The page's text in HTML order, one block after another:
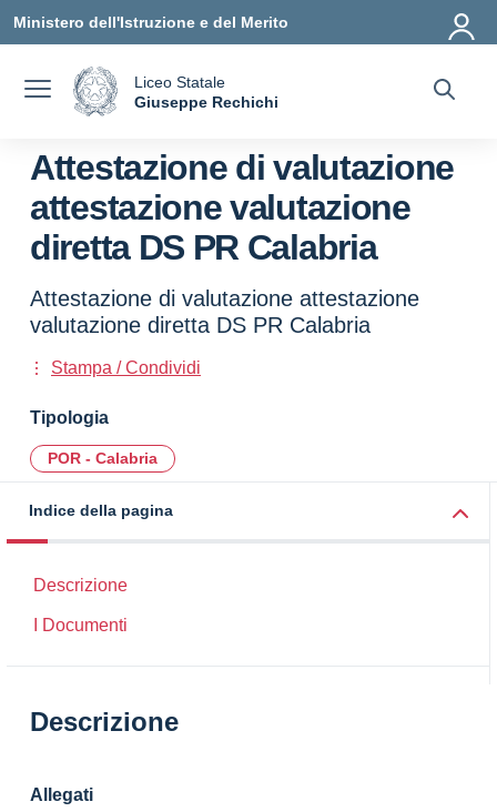
Ministero dell'Istruzione e del Merito
Liceo Statale
Giuseppe Rechichi
Attestazione di valutazione
attestazione valutazione
diretta DS PR Calabria
Attestazione di valutazione attestazione
valutazione diretta DS PR Calabria
Stampa / Condividi
Tipologia
POR - Calabria
Indice della pagina
Descrizione
I Documenti
Descrizione
Allegati